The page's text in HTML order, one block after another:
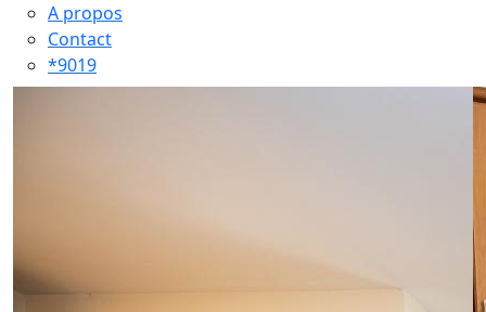
A propos
Contact
*9019